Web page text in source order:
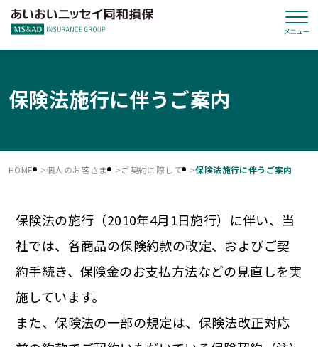
保険法施行に伴うご案内
HOME 個人のお客さま ご契約に際して 保険法施行に伴うご案内
保険法の施行（2010年4月1日施行）に伴い、当
社では、各商品の保険約款の改定、およびご契
約手続き、保険金のお支払方法などの見直しを実
施しています。
また、保険法の一部の規定は、保険法改正対応